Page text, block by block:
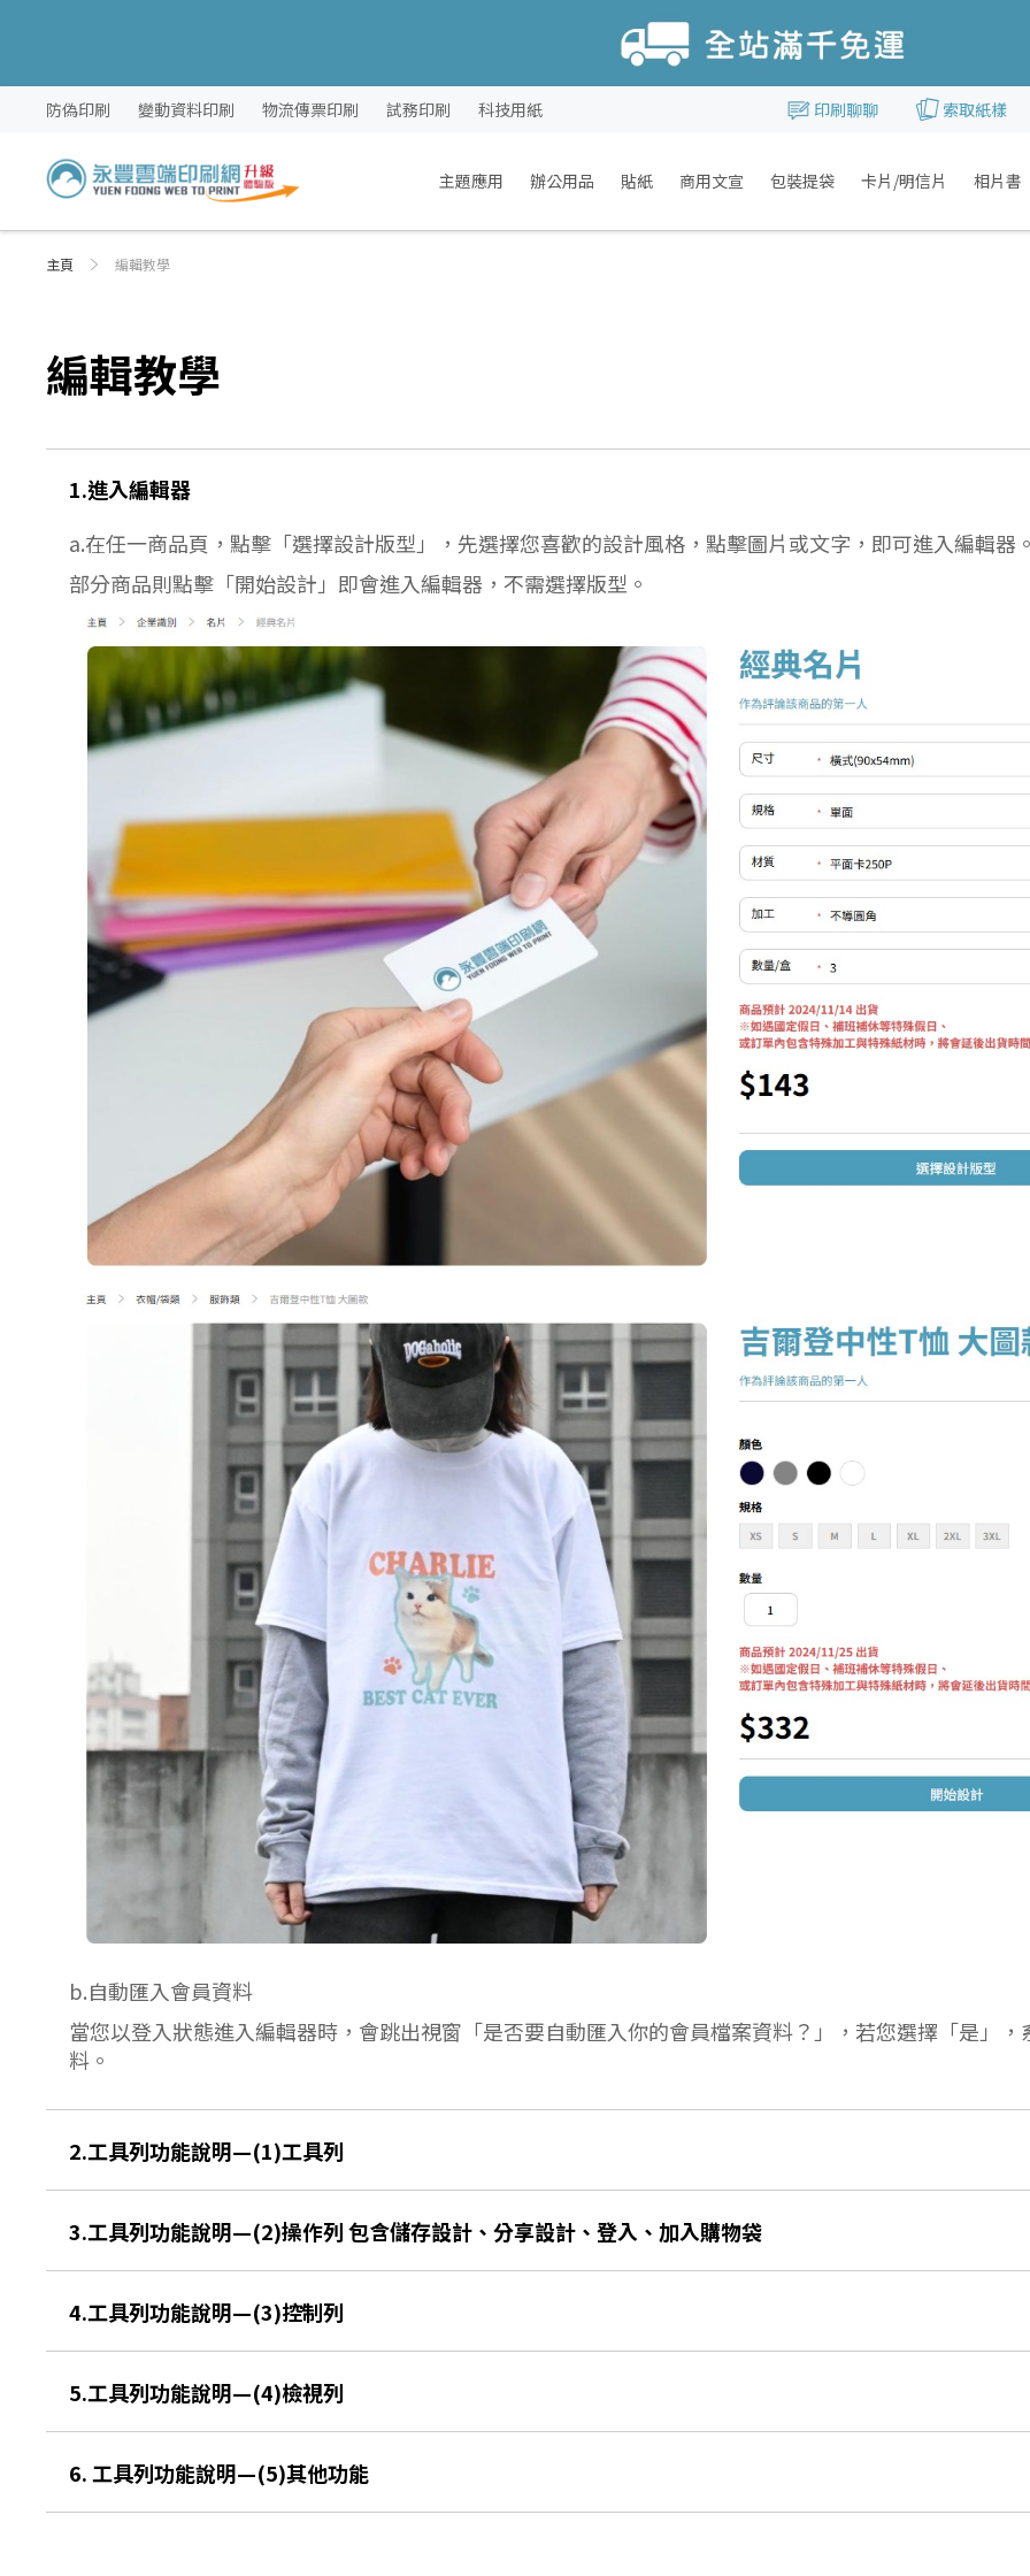
跳
內
容
印刷聊聊 索取紙樣
防偽印刷 變動資料印刷 物流傳票印刷 試務印刷 科技用紙
主題應用 辦公用品 貼紙 商用文宣 包裝提袋 卡片/明信片 相片書
主頁 編輯教學
編輯教學
1.進入編輯器
a.在任一商品頁，點擊「選擇設計版型」，先選擇您喜歡的設計風格，點擊圖片或文字，即可進入編輯器
部分商品則點擊「開始設計」即會進入編輯器，不需選擇版型。
b.自動匯入會員資料
當您以登入狀態進入編輯器時，會跳出視窗「是否要自動匯入你的會員檔案資料？」，若您選擇「是」
料。
2.工具列功能說明—(1)工具列
3.工具列功能說明—(2)操作列 包含儲存設計、分享設計、登入、加入購物袋
4.工具列功能說明—(3)控制列
5.工具列功能說明—(4)檢視列
6. 工具列功能說明—(5)其他功能